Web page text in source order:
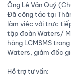
Ông Lê Văn Quý
Đã công tác tại
làm việc với trực
tập đoàn Waters/
hàng LCMSMS
Waters, giám đốc
Hỗ trợ tư vấn: